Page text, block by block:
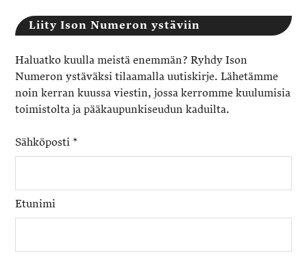
Liity Ison Numeron ystäviin
Haluatko kuulla meistä enemmän? Ryhdy Ison
Numeron ystäväksi tilaamalla uutiskirje. Lähetämme
noin kerran kuussa viestin, jossa kerromme kuulumisia
toimistolta ja pääkaupunkiseudun kaduilta.
Sähköposti *
Etunimi